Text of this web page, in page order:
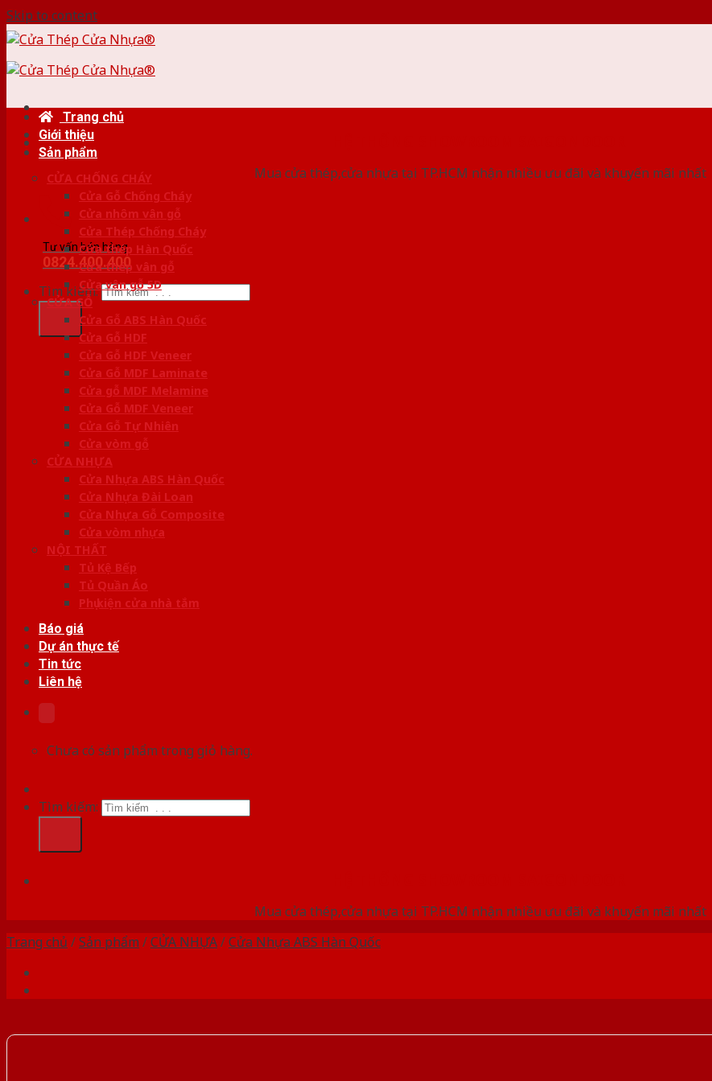
Skip to content
Mua cửa thép,cửa nhựa tại TP.HCM nhận nhiều ưu đãi và khuyến mãi nhất
Tư vấn bán hàng
0824.400.400
Tìm kiếm:
Trang chủ
Giới thiệu
Sản phẩm
CỬA CHỐNG CHÁY
Cửa Gỗ Chống Cháy
Cửa nhôm vân gỗ
Cửa Thép Chống Cháy
Cửa thép Hàn Quốc
Cửa thép vân gỗ
Cửa vân gỗ 5D
CỬA GỖ
Cửa Gỗ ABS Hàn Quốc
Cửa Gỗ HDF
Cửa Gỗ HDF Veneer
Cửa Gỗ MDF Laminate
Cửa gỗ MDF Melamine
Cửa Gỗ MDF Veneer
Cửa Gỗ Tự Nhiên
Cửa vòm gỗ
CỬA NHỰA
Cửa Nhựa ABS Hàn Quốc
Cửa Nhựa Đài Loan
Cửa Nhựa Gỗ Composite
Cửa vòm nhựa
NỘI THẤT
Tủ Kệ Bếp
Tủ Quần Áo
Phụ kiện cửa nhà tắm
Báo giá
Dự án thực tế
Tin tức
Liên hệ
Chưa có sản phẩm trong giỏ hàng.
Tìm kiếm:
Mua cửa thép,cửa nhựa tại TP.HCM nhận nhiều ưu đãi và khuyến mãi nhất
Trang chủ /Sản phẩm /CỬA NHỰA/Cửa Nhựa ABS Hàn Quốc